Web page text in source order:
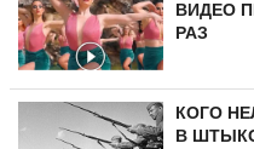
ВИДЕО
РАЗ
КОГО
В